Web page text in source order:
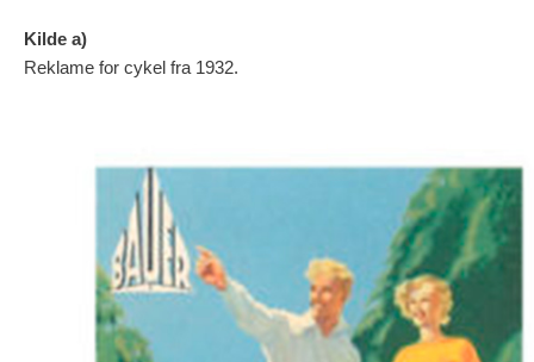
Kilde a)
Reklame for cykel fra 1932.